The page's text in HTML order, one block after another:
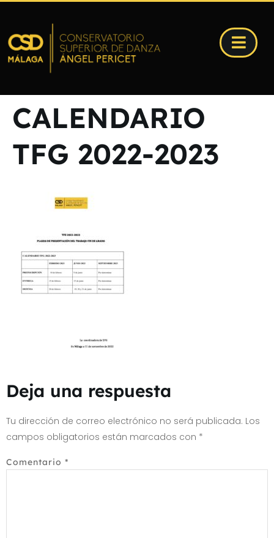
CALENDARIO
TFG 2022-2023
Deja una respuesta
Tu dirección de correo electrónico no será publicada. Los
campos obligatorios están marcados con *
Comentario *